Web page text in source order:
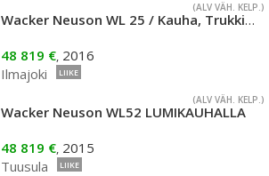
(ALV VÄH. KELP.)
Wacker Neuson WL 25 / Kauha, Trukkipiikit, Rasvari, 30km/h
48 819 €, 2016
Ilmajoki
LIIKE
(ALV VÄH. KELP.)
Wacker Neuson WL52 LUMIKAUHALLA
48 819 €, 2015
Tuusula
LIIKE